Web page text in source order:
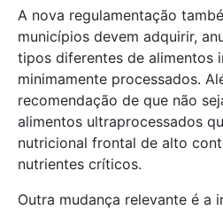
A nova regulamentação
municípios devem adquirir,
tipos diferentes de alimentos
minimamente processados.
recomendação de que não
alimentos ultraprocessados
nutricional frontal de alto
nutrientes críticos.
Outra mudança relevante é a